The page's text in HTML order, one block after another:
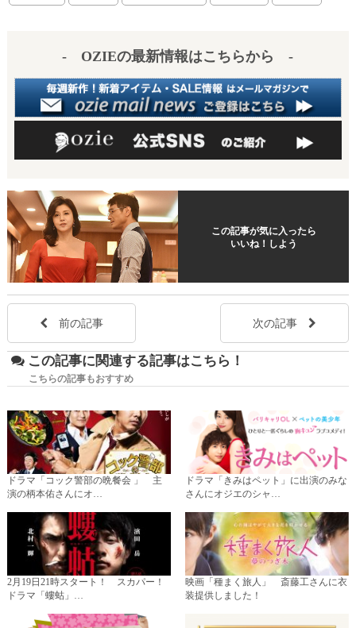
- OZIEの最新情報はこちらから -
この記事が気に入ったら
いいね！しよう
前の記事 次の記事
この記事に関連する記事はこちら！
こちらの記事もおすすめ
ドラマ「コック警部の晩餐会 」 主
演の柄本佑さんにオ…
ドラマ「きみはペット」に出演のみな
さんにオジエのシャ…
2月19日21時スタート！ スカパー！
ドラマ「螻蛄」…
映画「種まく旅人」 斎藤工さんに衣
装提供しました！